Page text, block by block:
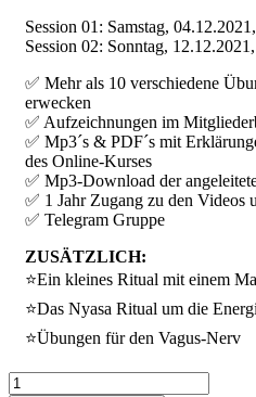
Session 01: Samstag,
Session 02: Sonntag,
✅ Mehr als 10 verschiedene
erwecken
✅ Aufzeichnungen im
✅ Mp3´s & PDF´s mit
des Online-Kurses
✅ Mp3-Download der
✅ 1 Jahr Zugang zu den Videos
✅ Telegram Gruppe
ZUSÄTZLICH:
⭐Ein kleines Ritual mit einem
⭐Das Nyasa Ritual um die
⭐Übungen für den Vagus-Nerv
Das